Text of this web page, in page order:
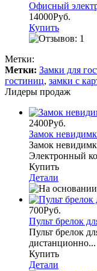
Офисный
14000Руб.
Купить
Метки:
Метки: Замки для
гостиниц, замки с
Лидеры продаж
2400Руб.
Замок
Замок
Электронный
Купить
Детали
700Руб.
Пульт брелок
Пульт брелок
дистанционно...
Купить
Детали